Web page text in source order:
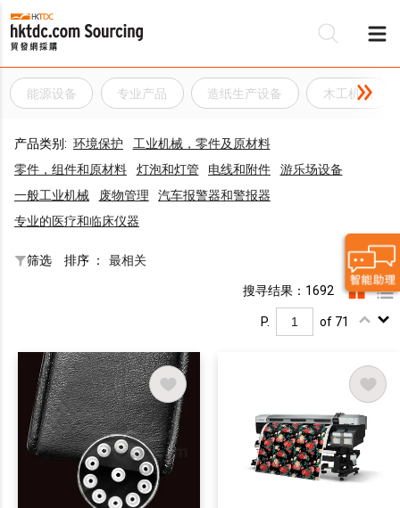
能源设备 专业产品 造纸生产设备 木工机械
产品类别: 环境保护
工业机械，零件及原材料
零件，组件和原材料
灯泡和灯管 电线和附件
游乐场设备
一般工业机械
废物管理
汽车报警器和警报器
专业的医疗和临床仪器
筛选 排序 ： 最相关
搜寻结果：1692
P. of 71